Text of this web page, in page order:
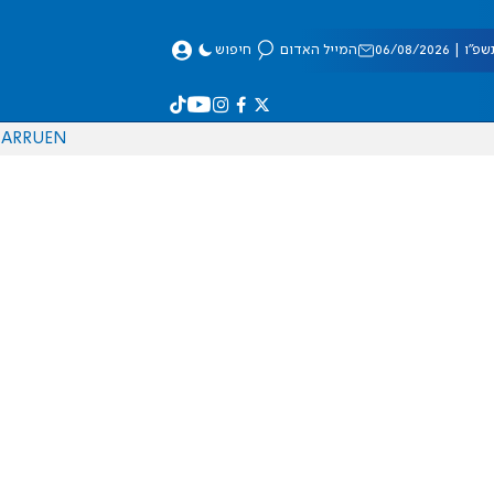
08/2026 המייל האדום חיפוש
EN
RU
AR